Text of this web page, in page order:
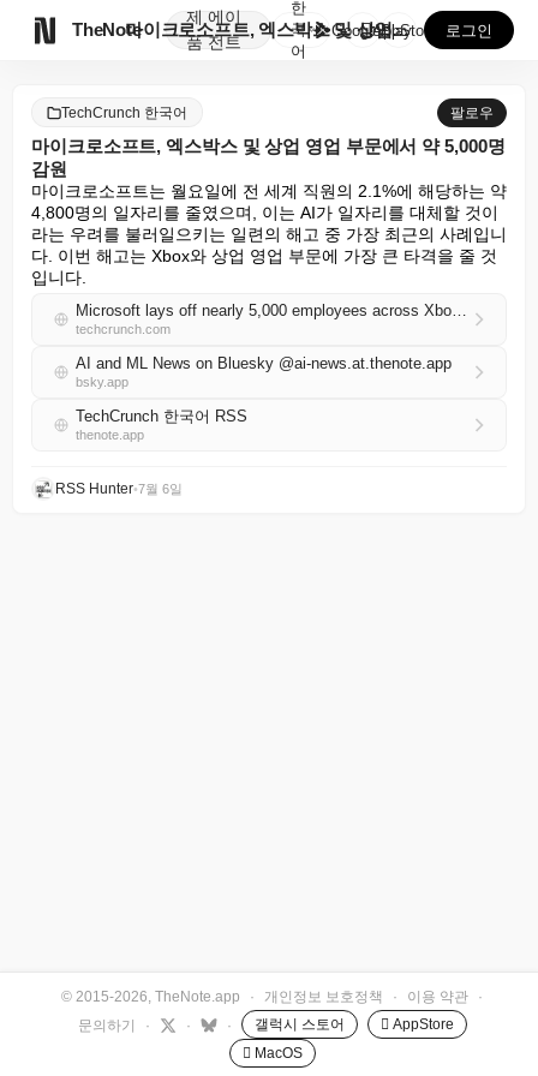
TheNote
제
품
에이
전트
마이크로소프트, 엑스박스 및 상업 영업 부문에서 약 5...
한
국
어
GooglePlay
AppStore 로그인
TechCrunch 한국어 팔로우
마이크로소프트, 엑스박스 및 상업 영업 부문에서 약 5,000명
감원
마이크로소프트는 월요일에 전 세계 직원의 2.1%에 해당하는 약
4,800명의 일자리를 줄였으며, 이는 AI가 일자리를 대체할 것이
라는 우려를 불러일으키는 일련의 해고 중 가장 최근의 사례입니
다. 이번 해고는 Xbox와 상업 영업 부문에 가장 큰 타격을 줄 것
입니다.
Microsoft lays off nearly 5,000 employees across Xbox, commercial sales
techcrunch.com
AI and ML News on Bluesky @ai-news.at.thenote.app
bsky.app
TechCrunch 한국어 RSS
thenote.app
RSS Hunter•7월 6일
© 2015-2026, TheNote.app · 개인정보 보호정책 · 이용 약관
·
문의하기
· · · 갤럭시 스토어
 AppStore
 MacOS